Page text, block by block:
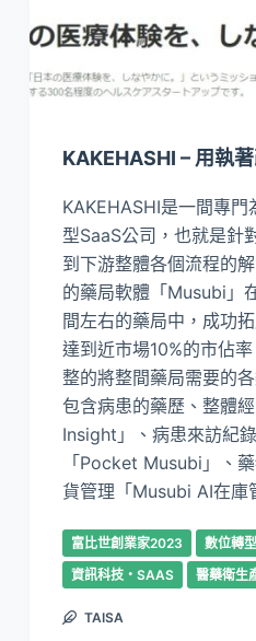
KAKEHASHI – 用執
KAKEHASHI是一間專
型SaaS公司，也就是針
到下游整體各個流程的
的藥局軟體「Musubi」
間左右的藥局中，成功
達到近市場10%的市佔
整的將整間藥局需要的
包含病患的藥歷、整體
Insight」、病患來訪紀
「Pocket Musubi」、
貨管理「Musubi AI在庫
富比世創業家2023 數位轉
資訊科技・SAAS
醫藥衛生
TAISA